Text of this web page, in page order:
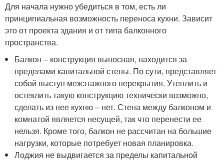
Для начала нужно убедиться в том, есть ли
принципиальная возможность переноса кухни. Зависит
это от проекта здания и от типа балконного
пространства.
Балкон – конструкция выносная, находится за
пределами капитальной стены. По сути, представляет
собой выступ межэтажного перекрытия. Утеплить и
остеклить такую конструкцию технически возможно,
сделать из нее кухню – нет. Стена между балконом и
комнатой является несущей, так что перенести ее
нельзя. Кроме того, балкон не рассчитан на большие
нагрузки, которые потребует новая планировка.
Лоджия не выдвигается за пределы капитальной